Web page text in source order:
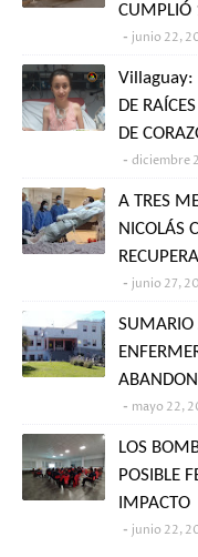
CUMPLIÓ
junio 22,
Villaguay:
DE
DE
diciembre
A TRES
NICOLÁS
junio 27,
SUMARIO
mayo 22,
LOS
POSIBLE
IMPACTO
junio 22,